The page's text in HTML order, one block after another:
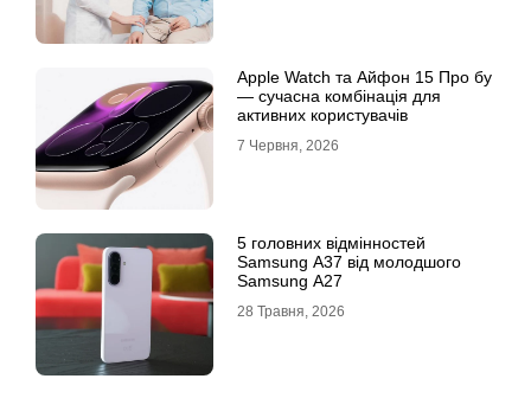
Apple Watch та Айфон 15 Про бу
— сучасна комбінація для
активних користувачів
7 Червня, 2026
5 головних відмінностей
Samsung A37 від молодшого
Samsung A27
28 Травня, 2026